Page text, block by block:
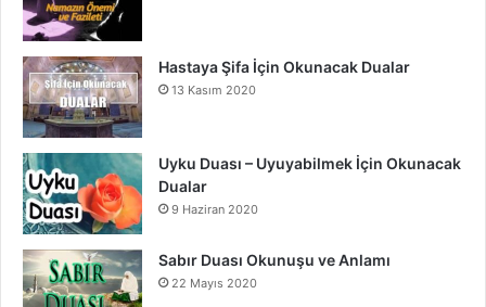
Hastaya Şifa İçin Okunacak Dualar
13 Kasım 2020
Uyku Duası – Uyuyabilmek İçin Okunacak
Dualar
9 Haziran 2020
Sabır Duası Okunuşu ve Anlamı
22 Mayıs 2020